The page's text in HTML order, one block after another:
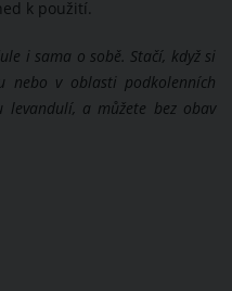
k použití.
i sama o sobě. Stačí, když si
nebo v oblasti podkolenních
levandulí, a můžete bez obav